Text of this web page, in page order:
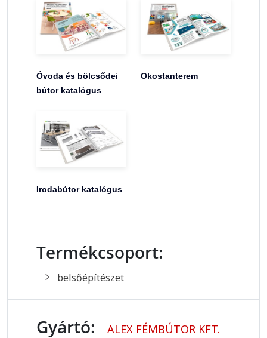
Óvoda és bölcsődei
bútor katalógus
Okostanterem
Irodabútor katalógus
Termékcsoport:
belsőépítészet
Gyártó: ALEX FÉMBÚTOR KFT.